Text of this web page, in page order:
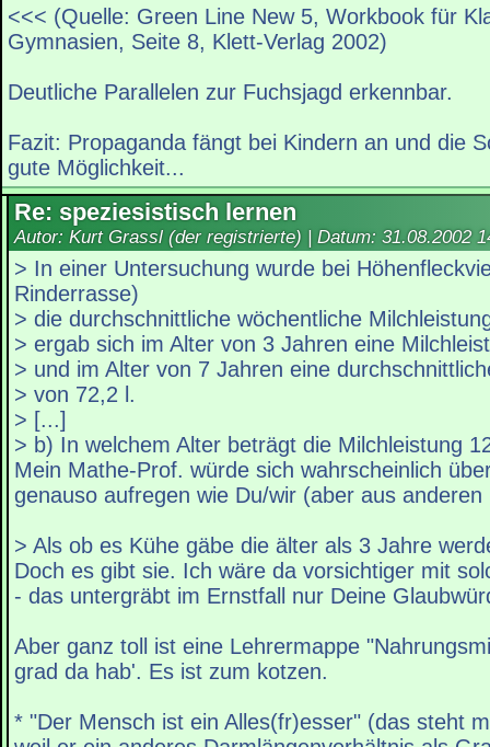
<<< (Quelle: Green Line New 5, Workbook für
Gymnasien, Seite 8, Klett-Verlag 2002)
Deutliche Parallelen zur Fuchsjagd erkennbar.
Fazit: Propaganda fängt bei Kindern an und die
gute Möglichkeit...
Re: speziesistisch lernen
Autor: Kurt Grassl (der registrierte) | Datum: 31.08.2002
> In einer Untersuchung wurde bei
Rinderrasse)
> die durchschnittliche wöchentliche
> ergab sich im Alter von 3 Jahren eine
> und im Alter von 7 Jahren eine
> von 72,2 l.
> [...]
> b) In welchem Alter beträgt die Milchleistung
Mein Mathe-Prof. würde sich wahrscheinlich
genauso aufregen wie Du/wir (aber aus anderen
> Als ob es Kühe gäbe die älter als 3 Jahre
Doch es gibt sie. Ich wäre da vorsichtiger mit
- das untergräbt im Ernstfall nur Deine
Aber ganz toll ist eine Lehrermappe
grad da hab'. Es ist zum kotzen.
* "Der Mensch ist ein Alles(fr)esser" (das steht